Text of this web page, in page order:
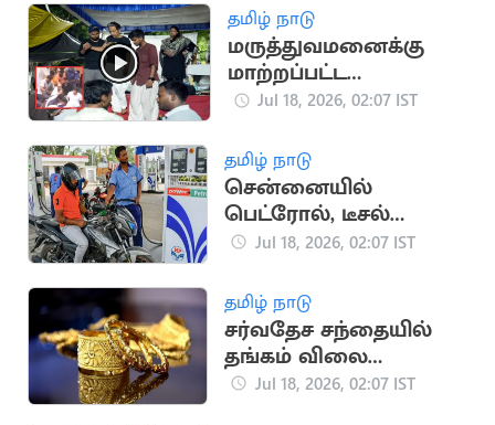
தமிழ் நாடு
மருத்துவமனைக்கு
மாற்றப்பட்ட
போராட்டக்காரர்
Jul 18, 2026, 02:07 IST
தமிழ் நாடு
சென்னையில்
பெட்ரோல், டீசல்
விலையில் மாற்றம்
Jul 18, 2026, 02:07 IST
தமிழ் நாடு
சர்வதேச சந்தையில்
தங்கம் விலை
தலைகீழாக மாறியது
Jul 18, 2026, 02:07 IST